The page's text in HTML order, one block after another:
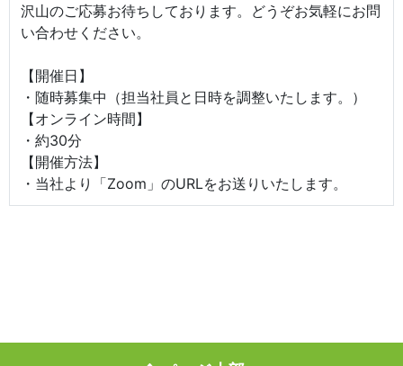
沢山のご応募お待ちしております。どうぞお気軽にお問
い合わせください。
【開催日】
・随時募集中（担当社員と日時を調整いたします。）
【オンライン時間】
・約30分
【開催方法】
・当社より「Zoom」のURLをお送りいたします。